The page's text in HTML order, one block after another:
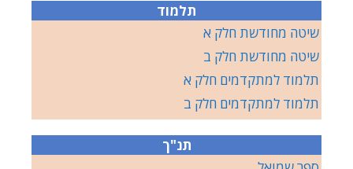
תלמוד
שיטה מחודשת חלק א
שיטה מחודשת חלק ב
תלמוד למתקדמים חלק א
תלמוד למתקדמים חלק ב
תנ"ך